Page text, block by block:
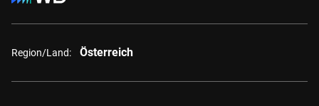
Region/Land: Österreich